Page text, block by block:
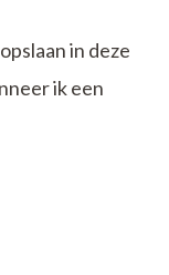
in deze
ik een